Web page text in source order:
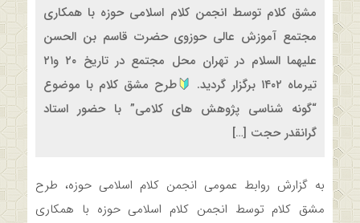
مشق کلام توسط انجمن کلام اسلامی حوزه با همکاری
مجتمع آموزش عالی حوزوی حضرت قاسم بن الحسن
علیهما السلام در تهران محل مجتمع در تاريخ ۲۰ و۲۱
تيرماه ۱۴۰۲ برگزار گردید.
طرح مشق کلام با موضوع
“گونه شناسي پژوهش هاي كلامي” با حضور استاد
گرانقدر حجت […]
به گزارش روابط عمومی انجمن کلام اسلامی حوزه، طرح
مشق کلام توسط انجمن کلام اسلامی حوزه با همکاری